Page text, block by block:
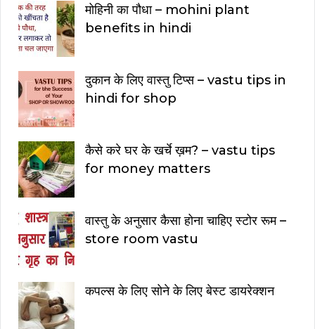
मोहिनी का पौधा – mohini plant
benefits in hindi
दुकान के लिए वास्तु टिप्स – vastu tips in
hindi for shop
कैसे करे घर के खर्चे ख़म? – vastu tips
for money matters
वास्तु के अनुसार कैसा होना चाहिए स्टोर रूम –
store room vastu
कपल्स के लिए सोने के लिए बेस्ट डायरेक्शन